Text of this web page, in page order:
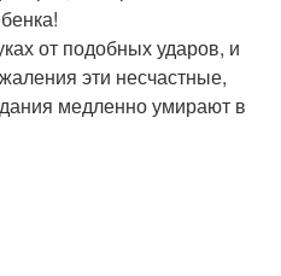
от подобных ударов, и
эти несчастные,
медленно умирают в